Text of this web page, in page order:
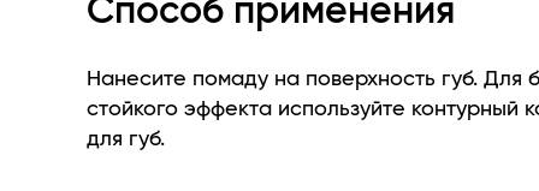
выразительность, и привнесет в макияж
Формула помады более чем на 50%
эмолентов, которые увлажняют нежную
придают им гладкость, мягкость и
Способ применения
Нанесите помаду на поверхность губ. Для
стойкого эффекта используйте контурный
для губ.